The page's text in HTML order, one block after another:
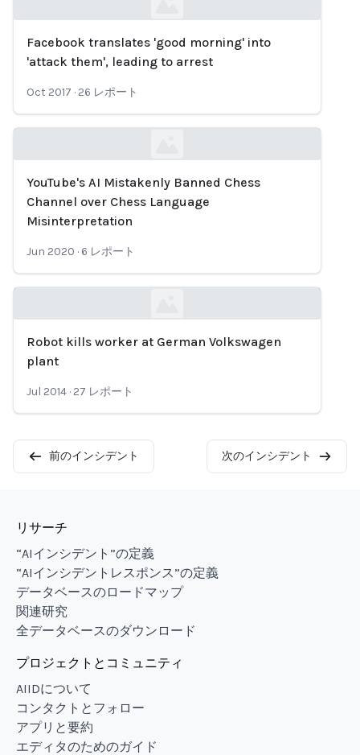
Loading...
Facebook translates 'good morning' into
'attack them', leading to arrest
Oct 2017 · 26 レポート
Loading...
YouTube's AI Mistakenly Banned Chess
Channel over Chess Language
Misinterpretation
Jun 2020 · 6 レポート
Loading...
Robot kills worker at German Volkswagen
plant
Jul 2014 · 27 レポート
前のインシデント 次のインシデント
リサーチ
“AIインシデント”の定義
“AIインシデントレスポンス”の定義
データベースのロードマップ
関連研究
全データベースのダウンロード
プロジェクトとコミュニティ
AIIDについて
コンタクトとフォロー
アプリと要約
エディタのためのガイド